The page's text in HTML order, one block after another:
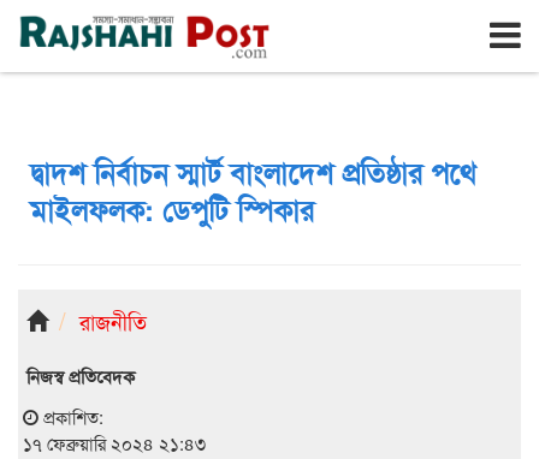
রাজশাহী রবিবার, ৯ই আগস্ট ২০২৬, ২৬শে শ্রাবণ ১৪৩৩
দ্বাদশ নির্বাচন স্মার্ট বাংলাদেশ প্রতিষ্ঠার পথে
মাইলফলক: ডেপুটি স্পিকার
রাজনীতি
নিজস্ব প্রতিবেদক
প্রকাশিত:
১৭ ফেব্রুয়ারি ২০২৪ ২১:৪৩